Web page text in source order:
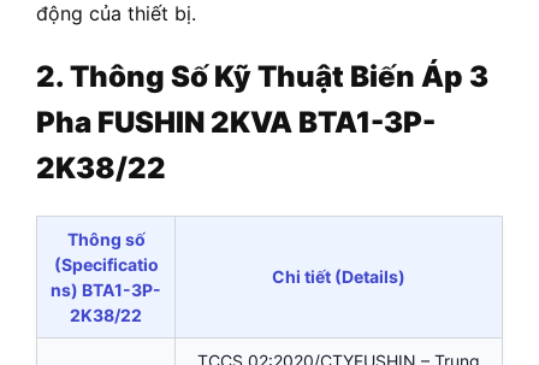
động của thiết bị.
2. Thông Số Kỹ Thuật Biến Áp 3
Pha FUSHIN 2KVA BTA1-3P-
2K38/22
Thông số
(Specificatio
ns) BTA1-3P-
2K38/22
Chi tiết (Details)